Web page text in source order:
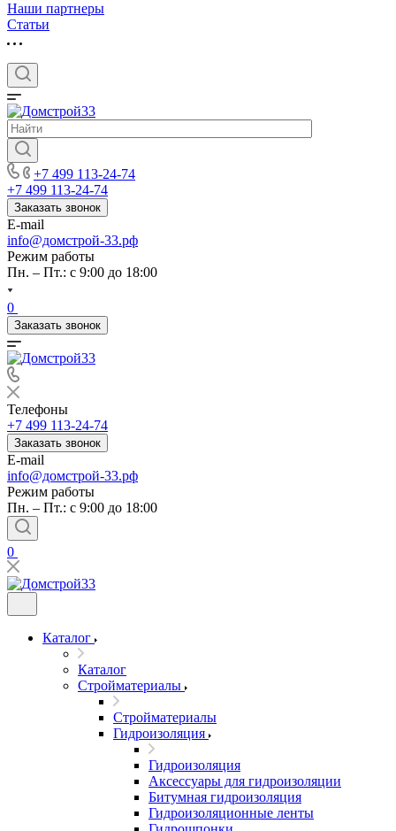
Наши партнеры
Статьи
+7 499 113-24-74
+7 499 113-24-74
Заказать звонок
E-mail
info@домстрой-33.рф
Режим работы
Пн. – Пт.: с 9:00 до 18:00
0
Заказать звонок
Телефоны
+7 499 113-24-74
Заказать звонок
E-mail
info@домстрой-33.рф
Режим работы
Пн. – Пт.: с 9:00 до 18:00
0
Каталог
Каталог
Стройматериалы
Стройматериалы
Гидроизоляция
Гидроизоляция
Аксессуары для гидроизоляции
Битумная гидроизоляция
Гидроизоляционные ленты